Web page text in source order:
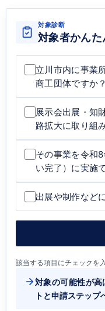
対象診断
対象者かんた
立川市内に事業
商工団体ですか？
展示会出展・知
路拡大に取り組
その事業を令和
い完了）に実施
出展や制作など
該当する項目にチェックを
対象の可能性が
トと申請ステップ